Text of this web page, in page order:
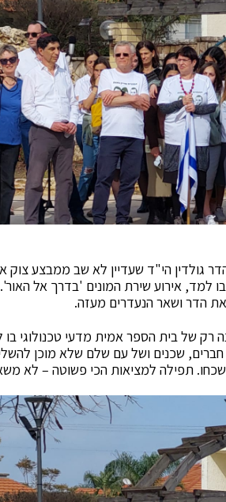
גולדין הי"ד שעדיין לא שב ממבצע צוק
למד, אירוע שירת המונים 'בדרך אל
הדר ושאר הנעדרים מעזה.
רק של בית הספר אמית מדעי טכנולוגי
שכנים ושל עם שלם שלא מוכן
תפילה למציאות הכי פשוטה – לא